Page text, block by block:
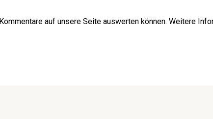
auf unsere Seite auswerten können. Weitere